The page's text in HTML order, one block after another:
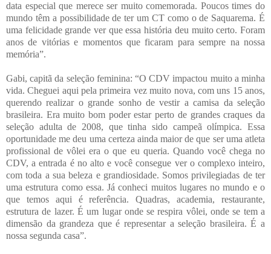
data especial que merece ser muito comemorada. Poucos times do
mundo têm a possibilidade de ter um CT como o de Saquarema. É
uma felicidade grande ver que essa história deu muito certo. Foram
anos de vitórias e momentos que ficaram para sempre na nossa
memória”.
Gabi, capitã da seleção feminina: “O CDV impactou muito a minha
vida. Cheguei aqui pela primeira vez muito nova, com uns 15 anos,
querendo realizar o grande sonho de vestir a camisa da seleção
brasileira. Era muito bom poder estar perto de grandes craques da
seleção adulta de 2008, que tinha sido campeã olímpica. Essa
oportunidade me deu uma certeza ainda maior de que ser uma atleta
profissional de vôlei era o que eu queria. Quando você chega no
CDV, a entrada é no alto e você consegue ver o complexo inteiro,
com toda a sua beleza e grandiosidade. Somos privilegiadas de ter
uma estrutura como essa. Já conheci muitos lugares no mundo e o
que temos aqui é referência. Quadras, academia, restaurante,
estrutura de lazer. É um lugar onde se respira vôlei, onde se tem a
dimensão da grandeza que é representar a seleção brasileira. É a
nossa segunda casa”.